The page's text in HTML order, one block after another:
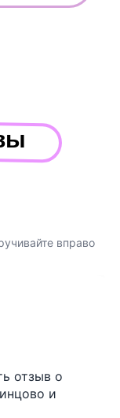
вправо
отзыв о
и